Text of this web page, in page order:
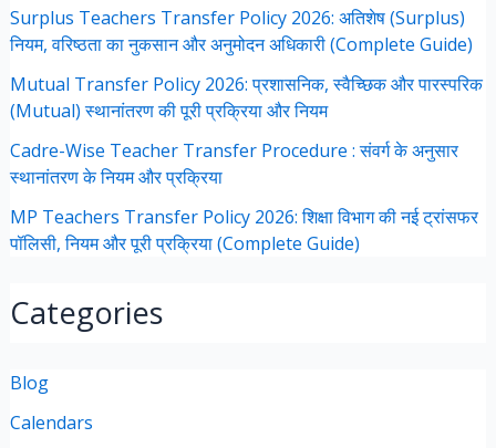
Surplus Teachers Transfer Policy 2026: अतिशेष (Surplus)
नियम, वरिष्ठता का नुकसान और अनुमोदन अधिकारी (Complete Guide)
Mutual Transfer Policy 2026: प्रशासनिक, स्वैच्छिक और पारस्परिक
(Mutual) स्थानांतरण की पूरी प्रक्रिया और नियम
Cadre-Wise Teacher Transfer Procedure : संवर्ग के अनुसार
स्थानांतरण के नियम और प्रक्रिया
MP Teachers Transfer Policy 2026: शिक्षा विभाग की नई ट्रांसफर
पॉलिसी, नियम और पूरी प्रक्रिया (Complete Guide)
Categories
Blog
Calendars